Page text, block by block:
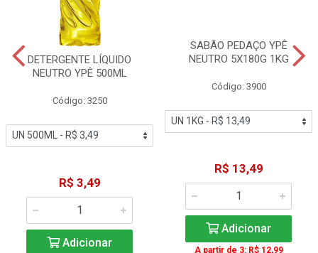
DETERGENTE LÍQUIDO
NEUTRO YPÊ 500ML
Código: 3250
R$ 3,49
Adicionar
SABÃO PEDAÇO YPÊ
NEUTRO 5X180G 1KG
Código: 3900
R$ 13,49
Adicionar
A partir de 3: R$ 12,99